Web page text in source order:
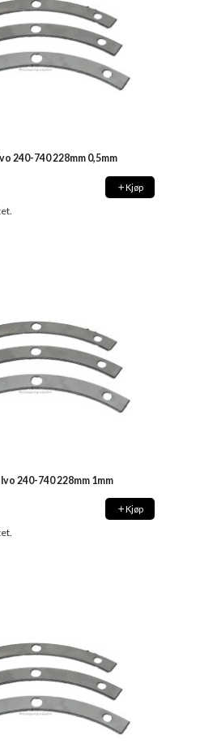
240-740 228mm 0,5mm
Kjøp
240-740 228mm 1mm
Kjøp